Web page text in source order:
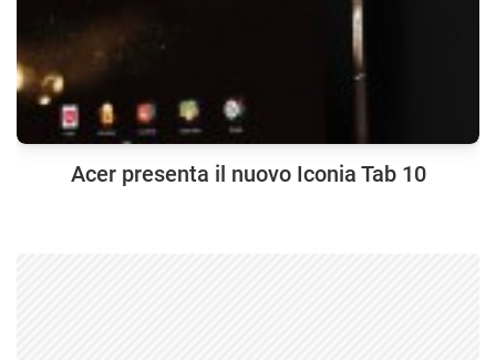
Acer presenta il nuovo Iconia Tab 10